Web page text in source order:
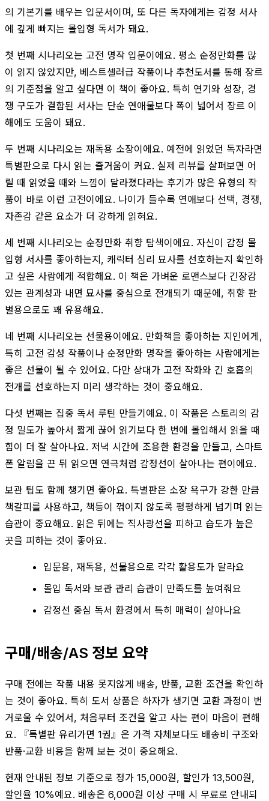
의 기본기를 배우는 입문서이며, 또 다른 독자에게는 감정 서사
에 깊게 빠지는 몰입형 독서가 돼요.
첫 번째 시나리오는 고전 명작 입문이에요. 평소 순정만화를 많
이 읽지 않았지만, 베스트셀러급 작품이나 추천도서를 통해 장르
의 기준점을 알고 싶다면 이 책이 좋아요. 특히 연기와 성장, 경
쟁 구도가 결합된 서사는 단순 연애물보다 폭이 넓어서 장르 이
해에도 도움이 돼요.
두 번째 시나리오는 재독용 소장이에요. 예전에 읽었던 독자라면
특별판으로 다시 읽는 즐거움이 커요. 실제 리뷰를 살펴보면 어
릴 때 읽었을 때와 느낌이 달라졌다라는 후기가 많은 유형의 작
품이 바로 이런 고전이에요. 나이가 들수록 연애보다 선택, 경쟁,
자존감 같은 요소가 더 강하게 읽혀요.
세 번째 시나리오는 순정만화 취향 탐색이에요. 자신이 감정 몰
입형 서사를 좋아하는지, 캐릭터 심리 묘사를 선호하는지 확인하
고 싶은 사람에게 적합해요. 이 책은 가벼운 로맨스보다 긴장감
있는 관계성과 내면 묘사를 중심으로 전개되기 때문에, 취향 판
별용으로도 꽤 유용해요.
네 번째 시나리오는 선물용이에요. 만화책을 좋아하는 지인에게,
특히 고전 감성 작품이나 순정만화 명작을 좋아하는 사람에게는
좋은 선물이 될 수 있어요. 다만 상대가 고전 작화와 긴 호흡의
전개를 선호하는지 미리 생각하는 것이 중요해요.
다섯 번째는 집중 독서 루틴 만들기예요. 이 작품은 스토리의 감
정 밀도가 높아서 짧게 끊어 읽기보다 한 번에 몰입해서 읽을 때
힘이 더 잘 살아나요. 저녁 시간에 조용한 환경을 만들고, 스마트
폰 알림을 끈 뒤 읽으면 연극처럼 감정선이 살아나는 편이에요.
보관 팁도 함께 챙기면 좋아요. 특별판은 소장 욕구가 강한 만큼
책갈피를 사용하고, 책등이 꺾이지 않도록 평평하게 넘기며 읽는
습관이 중요해요. 읽은 뒤에는 직사광선을 피하고 습도가 높은
곳을 피하는 것이 좋아요.
입문용, 재독용, 선물용으로 각각 활용도가 달라요
몰입 독서와 보관 관리 습관이 만족도를 높여줘요
감정선 중심 독서 환경에서 특히 매력이 살아나요
구매/배송/AS 정보 요약
구매 전에는 작품 내용 못지않게 배송, 반품, 교환 조건을 확인하
는 것이 좋아요. 특히 도서 상품은 하자가 생기면 교환 과정이 번
거로울 수 있어서, 처음부터 조건을 알고 사는 편이 마음이 편해
요. 『특별판 유리가면 1권』은 가격 자체보다도 배송비 구조와
반품·교환 비용을 함께 보는 것이 중요해요.
현재 안내된 정보 기준으로 정가 15,000원, 할인가 13,500원,
할인율 10%예요. 배송은 6,000원 이상 구매 시 무료로 안내되